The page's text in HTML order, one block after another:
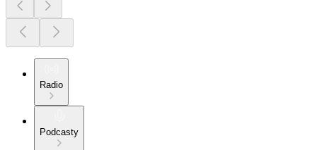
Radio
Podcasty